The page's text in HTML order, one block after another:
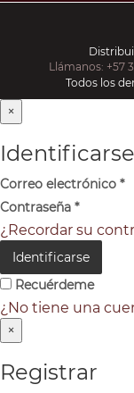
Llámanos: +57
Todos los
×
Identificarse
Correo electrónico *
Contraseña *
¿Recordar su
Identificarse
Recuérdeme
¿No tiene una
×
Registrar